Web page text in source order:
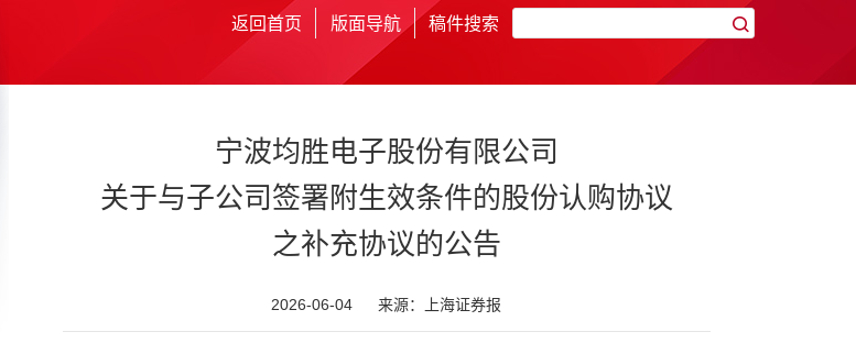
返回首页 版面导航 稿件搜索
宁波均胜电子股份有限公司
关于与子公司签署附生效条件的股份认购协议
之补充协议的公告
2026-06-04 来源：上海证券报